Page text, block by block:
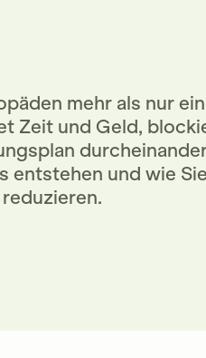
mehr als nur
Zeit und Geld,
entstehen und wie